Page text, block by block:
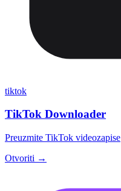
tiktok
TikTok Downloader
Preuzmite TikTok videozapise
Otvoriti →